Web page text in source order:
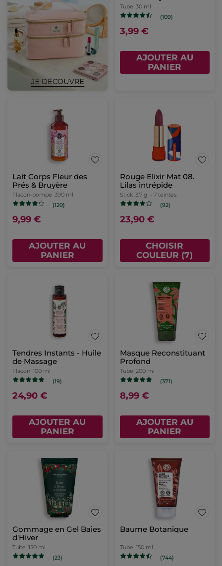
Tube 30 ml
(109)
3,99 €
AJOUTER AU
PANIER
Lait Corps Fleur des
Prés & Bruyère
Flacon-pompe 390 ml
(120)
9,99 €
AJOUTER AU
PANIER
Rouge Elixir Mat 08.
Lilas intrépide
Stick 3.7 g - 7 teintes
(92)
23,90 €
CHOISIR
COULEUR (7)
Tendres Instants - Huile
de Massage
Flacon 100 ml
(19)
24,90 €
AJOUTER AU
PANIER
Masque Reconstituant
Profond
Tube 200 ml
(371)
8,99 €
AJOUTER AU
PANIER
Gommage en Gel Baies
d'Hiver
Tube 150 ml
(23)
Baume Botanique
Tube 150 ml
(744)